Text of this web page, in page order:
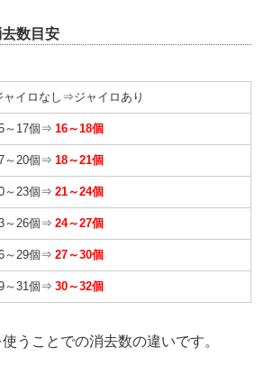
数目安
ャイロなし⇒ジャイロあり
～17個⇒ 16～18個
～20個⇒ 18～21個
～23個⇒ 21～24個
～26個⇒ 24～27個
～29個⇒ 27～30個
～31個⇒ 30～32個
うことでの消去数の違いです。